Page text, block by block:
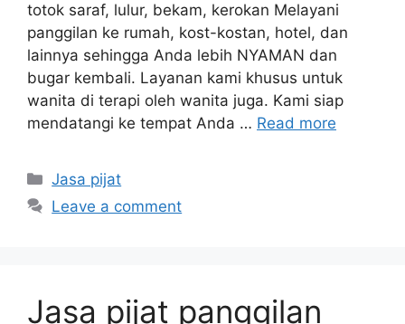
totok saraf, lulur, bekam, kerokan Melayani
panggilan ke rumah, kost-kostan, hotel, dan
lainnya sehingga Anda lebih NYAMAN dan
bugar kembali. Layanan kami khusus untuk
wanita di terapi oleh wanita juga. Kami siap
mendatangi ke tempat Anda … Read more
Categories
Jasa pijat
Leave a comment
Jasa pijat panggilan